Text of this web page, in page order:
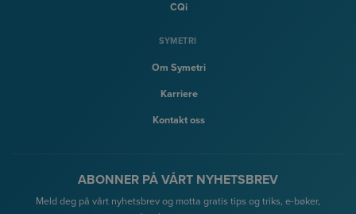
CQi
SYMETRI
Om Symetri
Karriere
Kontakt oss
ABONNER PÅ VÅRT NYHETSBREV
Meld deg på vårt nyhetsbrev og motta gratis tips og triks, e-bøker,